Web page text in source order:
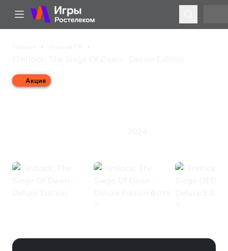
Акция
Flintlock: The Siege Of